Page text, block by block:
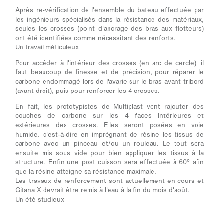
Après re-vérification de l'ensemble du bateau effectuée par
les ingénieurs spécialisés dans la résistance des matériaux,
seules les crosses (point d'ancrage des bras aux flotteurs)
ont été identifiées comme nécessitant des renforts.
Un travail méticuleux
Pour accéder à l'intérieur des crosses (en arc de cercle), il
faut beaucoup de finesse et de précision, pour réparer le
carbone endommagé lors de l'avarie sur le bras avant tribord
(avant droit), puis pour renforcer les 4 crosses.
En fait, les prototypistes de Multiplast vont rajouter des
couches de carbone sur les 4 faces intérieures et
extérieures des crosses. Elles seront posées en voie
humide, c'est-à-dire en imprégnant de résine les tissus de
carbone avec un pinceau et/ou un rouleau. Le tout sera
ensuite mis sous vide pour bien appliquer les tissus à la
structure. Enfin une post cuisson sera effectuée à 60° afin
que la résine atteigne sa résistance maximale.
Les travaux de renforcement sont actuellement en cours et
Gitana X devrait être remis à l'eau à la fin du mois d'août.
Un été studieux